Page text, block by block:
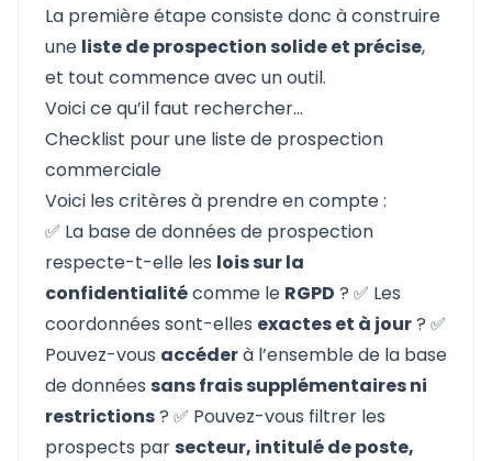
La première étape consiste donc à construire
une liste de prospection solide et précise,
et tout commence avec un outil.
Voici ce qu’il faut rechercher…
Checklist pour une liste de prospection
commerciale
Voici les critères à prendre en compte :
✅ La base de données de prospection
respecte-t-elle les lois sur la
confidentialitécomme le RGPD ? ✅ Les
coordonnées sont-elles exactes et à jour? ✅
Pouvez-vous accéderà l’ensemble de la base
de données sans frais supplémentaires ni
restrictions? ✅ Pouvez-vous filtrer les
prospects parsecteur, intitulé de poste,